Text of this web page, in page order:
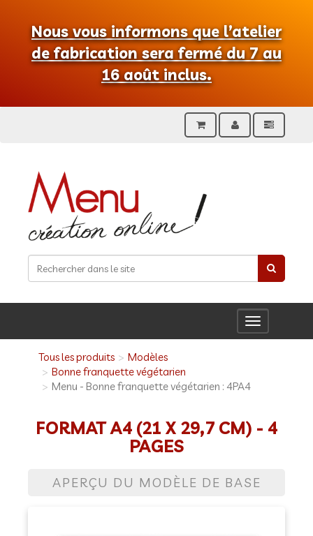
Nous vous informons que l’atelier
de fabrication sera fermé du 7 au
16 août inclus.
Toggle
navigation
Tous les produits
Modèles
Bonne franquette végétarien
Menu - Bonne franquette végétarien : 4PA4
FORMAT A4 (21 X 29,7 CM) - 4
PAGES
APERÇU DU MODÈLE DE BASE